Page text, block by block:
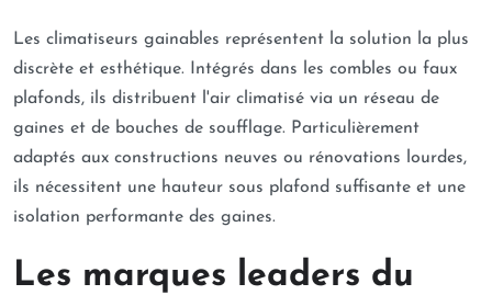
Les climatiseurs gainables représentent la solution la plus
discrète et esthétique. Intégrés dans les combles ou faux
plafonds, ils distribuent l'air climatisé via un réseau de
gaines et de bouches de soufflage. Particulièrement
adaptés aux constructions neuves ou rénovations lourdes,
ils nécessitent une hauteur sous plafond suffisante et une
isolation performante des gaines.
Les marques leaders du